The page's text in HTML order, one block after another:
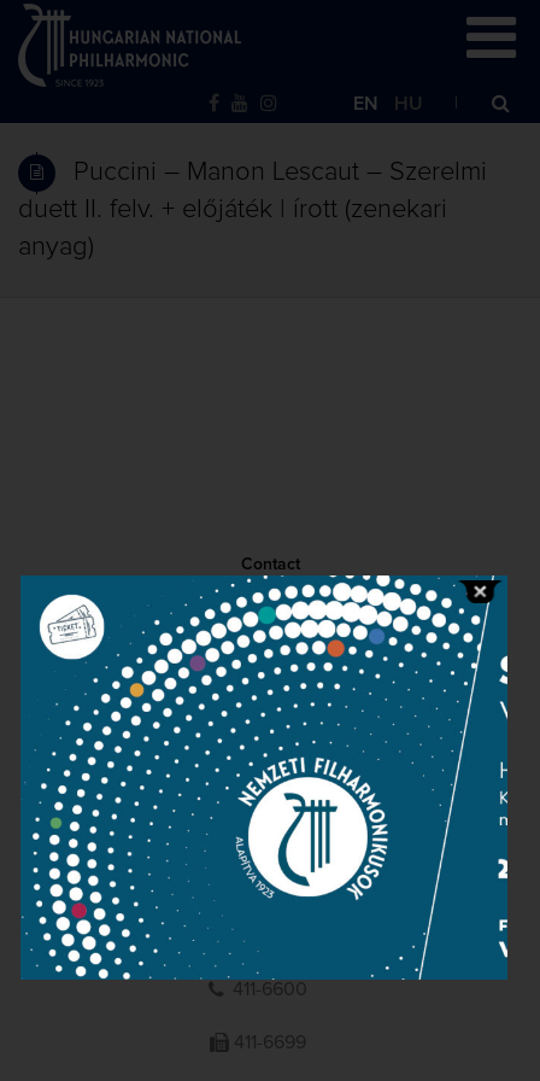
EN HU
Puccini – Manon Lescaut – Szerelmi
duett II. felv. + előjáték | írott (zenekari
anyag)
Contact
Public information
Press room
Terms and privacy
Imprint
NATIONAL PHILHARMONIC
1095 Budapest, Komor Marcell u. 1. (Müpa)
411-6600
411-6699